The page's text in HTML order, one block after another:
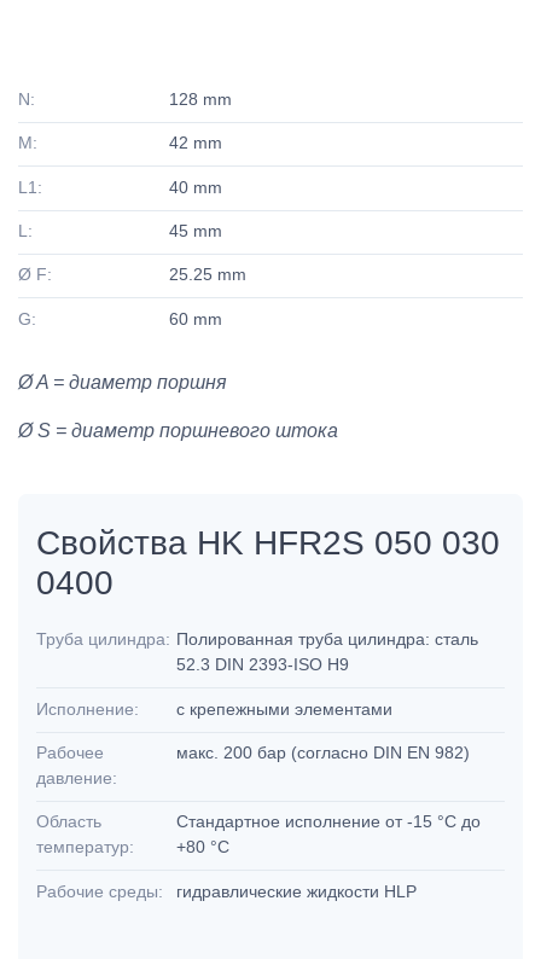
N: 128 mm
M: 42 mm
L1: 40 mm
L: 45 mm
Ø F: 25.25 mm
G: 60 mm
Ø A = диаметр поршня
Ø S = диаметр поршневого штока
Свойства HK HFR2S 050 030
0400
Труба цилиндра: Полированная труба цилиндра: сталь
52.3 DIN 2393-ISO H9
Исполнение: с крепежными элементами
Рабочее
давление:
макс. 200 бар (согласно DIN EN 982)
Область
температур:
Стандартное исполнение от -15 °C до
+80 °C
Рабочие среды: гидравлические жидкости HLP